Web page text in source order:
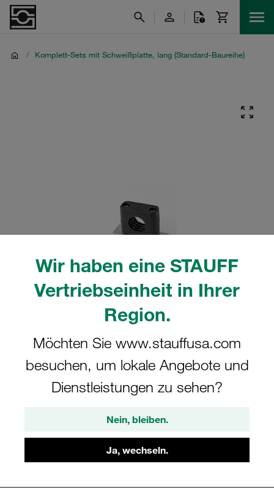
Wir haben eine STAUFF
Vertriebseinheit in Ihrer
Region.
Möchten Sie www.stauffusa.com
besuchen, um lokale Angebote und
Dienstleistungen zu sehen?
Nein, bleiben.
Ja, wechseln.
/ Komplett-Sets mit Schweißplatte, lang (Standard-Baureihe)
tatsächlichen Produkt abweichen.
1a Ø12mm Polyamid W10 gerippt, mit
Vorspannung Anschweißpl., lang
Schlitzschraube